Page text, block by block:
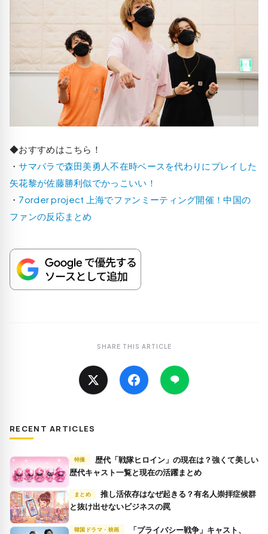
◆おすすめはこちら！
・サマパラで森田美勇人不在時ベースを代わりにプレイした
矢花黎が佐藤勝利似でかっこいい！
・ 7order project 上海でファンミーティング開催！中国の
ファンの反応まとめ
SHARE THIS ARTICLE
RECENT ARTICLES
特撮
歴代キャスト一覧と現在の活躍まとめ
まとめ
推し活依存はなぜ起きる？有名人崇拝症候群
と抜け出せないビジネスの罠
韓国ドラマ・映画